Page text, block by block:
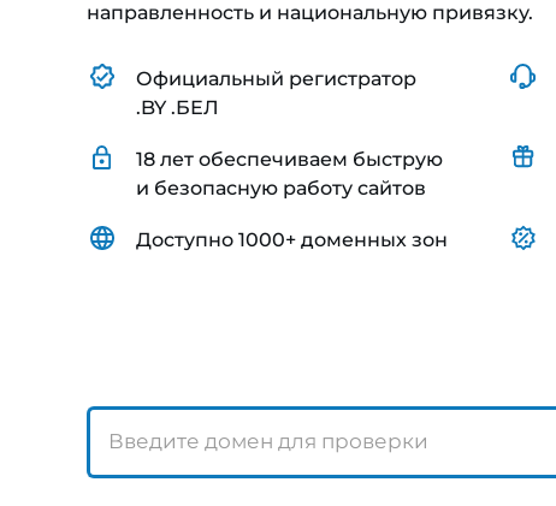
направленность и национальную привязку.
Официальный регистратор
.BY .БЕЛ
18 лет обеспечиваем быструю
и безопасную работу сайтов
Доступно 1000+ доменных зон